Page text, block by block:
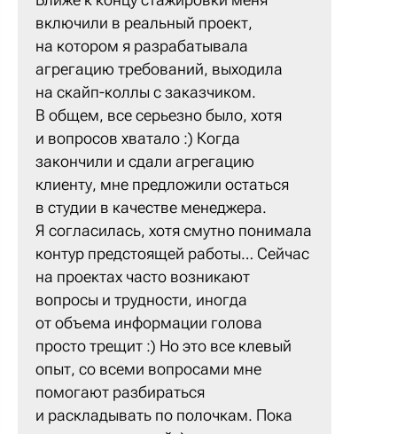
включили в реальный проект,
на котором я разрабатывала
агрегацию требований, выходила
на скайп-коллы с заказчиком.
В общем, все серьезно было, хотя
и вопросов хватало :) Когда
закончили и сдали агрегацию
клиенту, мне предложили остаться
в студии в качестве менеджера.
Я согласилась, хотя смутно понимала
контур предстоящей работы… Сейчас
на проектах часто возникают
вопросы и трудности, иногда
от объема информации голова
просто трещит :) Но это все клевый
опыт, со всеми вопросами мне
помогают разбираться
и раскладывать по полочкам. Пока